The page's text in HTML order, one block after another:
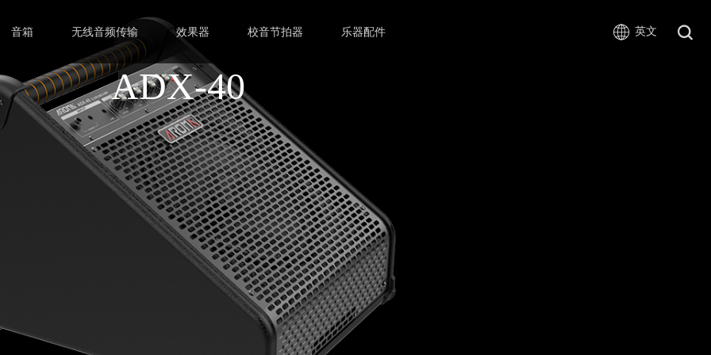
ADX-40
音箱 无线音频传输 效果器 校音节拍器 乐器配件 英文